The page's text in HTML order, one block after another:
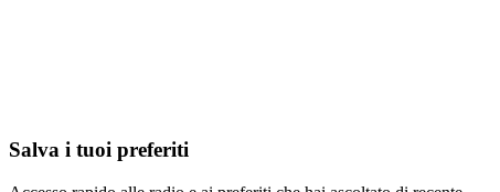
Salva i tuoi preferiti